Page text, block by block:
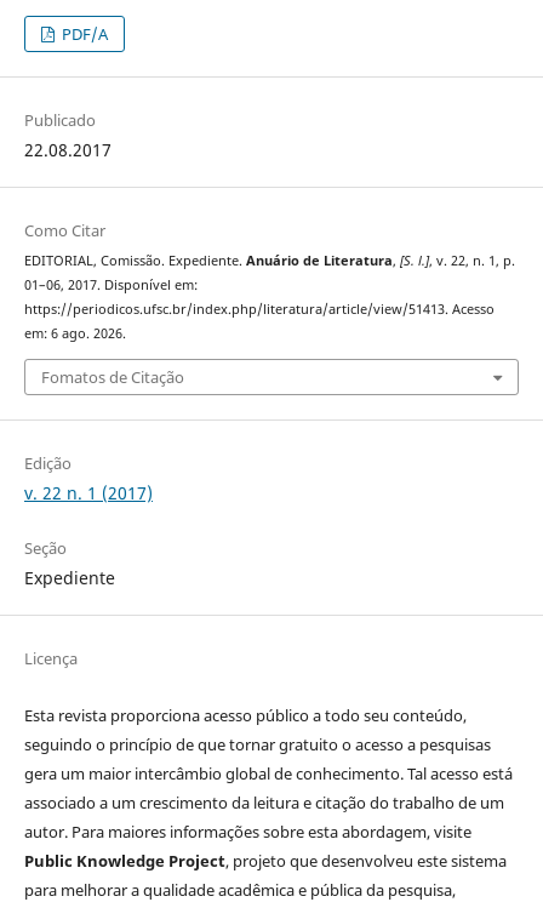
PDF/A
Publicado
22.08.2017
Como Citar
EDITORIAL, Comissão. Expediente. Anuário de Literatura, [S. l.], v. 22, n. 1, p.
01–06, 2017. Disponível em:
https://periodicos.ufsc.br/index.php/literatura/article/view/51413. Acesso
em: 6 ago. 2026.
Fomatos de Citação
Edição
v. 22 n. 1 (2017)
Seção
Expediente
Licença
Esta revista proporciona acesso público a todo seu conteúdo,
seguindo o princípio de que tornar gratuito o acesso a pesquisas
gera um maior intercâmbio global de conhecimento. Tal acesso está
associado a um crescimento da leitura e citação do trabalho de um
autor. Para maiores informações sobre esta abordagem, visite
Public Knowledge Project, projeto que desenvolveu este sistema
para melhorar a qualidade acadêmica e pública da pesquisa,